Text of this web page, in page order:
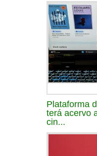
Plataforma
terá acervo
cin...